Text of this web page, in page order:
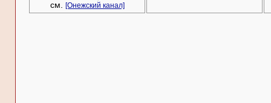
см. [Онежский канал]